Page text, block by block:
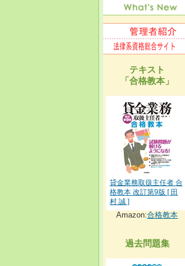
テキスト
「合格教本」
貸金業務取扱主任者 合
格教本 改訂第9版 [ 田
村 誠 ]
Amazon:合格教本
過去問題集